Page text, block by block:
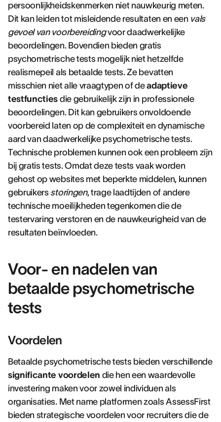
persoonlijkheidskenmerken niet nauwkeurig meten.
Dit kan leiden tot misleidende resultaten en een vals
gevoel van voorbereidingvoor daadwerkelijke
beoordelingen. Bovendien bieden gratis
psychometrische tests mogelijk niet hetzelfde
realismepeil als betaalde tests. Ze bevatten
misschien niet alle vraagtypen of deadaptieve
testfuncties die gebruikelijk zijn in professionele
beoordelingen. Dit kan gebruikers onvoldoende
voorbereid laten op de complexiteit en dynamische
aard van daadwerkelijke psychometrische tests.
Technische problemen kunnen ook een probleem zijn
bij gratis tests. Omdat deze tests vaak worden
gehost op websites met beperkte middelen, kunnen
gebruikers storingen, trage laadtijden of andere
technische moeilijkheden tegenkomen die de
testervaring verstoren en de nauwkeurigheid van de
resultaten beïnvloeden.
Voor- en nadelen van
betaalde psychometrische
tests
Voordelen
Betaalde psychometrische tests bieden verschillende
significante voordelen die hen een waardevolle
investering maken voor zowel individuen als
organisaties. Met name platformen zoals AssessFirst
bieden strategische voordelen voor recruiters die de